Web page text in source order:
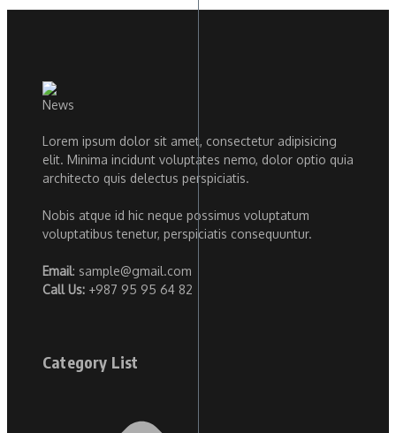
Lorem ipsum dolor sit amet, consectetur adipisicing
elit. Minima incidunt voluptates nemo, dolor optio quia
architecto quis delectus perspiciatis.
Nobis atque id hic neque possimus voluptatum
voluptatibus tenetur, perspiciatis consequuntur.
Email: sample@gmail.com
Call Us: +987 95 95 64 82
Category List